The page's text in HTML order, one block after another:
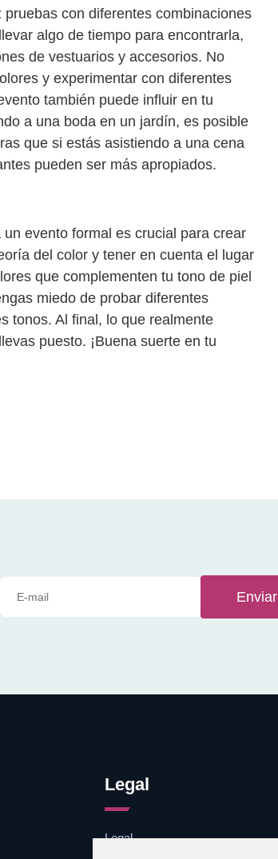
con diferentes combinaciones
algo de tiempo para encontrarla,
de vestuarios y accesorios. No
y experimentar con diferentes
también puede influir en tu
a una boda en un jardín, es posible
que si estás asistiendo a una cena
pueden ser más apropiados.
evento formal es crucial para crear
del color y tener en cuenta el lugar
que complementen tu tono de piel
miedo de probar diferentes
tonos. Al final, lo que realmente
puesto. ¡Buena suerte en tu
Enviar
Legal
Legal